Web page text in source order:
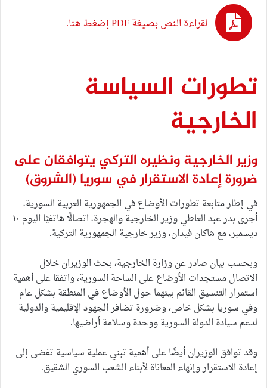
لقراءة النص بصيغة PDF إضغط هنا.
تطورات السياسة
الخارجية
وزير الخارجية ونظيره التركي يتوافقان على
ضرورة إعادة الاستقرار في سوريا(الشروق)
في إطار متابعة تطورات الأوضاع في الجمهورية العربية السورية،
أجرى بدر عبد العاطي وزير الخارجية والهجرة، اتصالًا هاتفيًا اليوم ١٠
ديسمبر، مع هاكان فيدان، وزير خارجية الجمهورية التركية.
وبحسب بيان صادر عن وزارة الخارجية، بحث الوزيران خلال
الاتصال مستجدات الأوضاع على الساحة السورية، واتفقا على أهمية
استمرار التنسيق القائم بينهما حول الأوضاع في المنطقة بشكل عام
وفي سوريا بشكل خاص، وضرورة تضافر الجهود الإقليمية والدولية
لدعم سيادة الدولة السورية ووحدة وسلامة أراضيها.
وقد توافق الوزيران أيضًا على أهمية تبني عملية سياسية تفضى إلى
إعادة الاستقرار وإنهاء المعاناة لأبناء الشعب السوري الشقيق.